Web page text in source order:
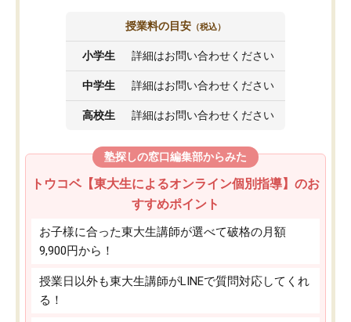
授業料の目安 （税込）
小学生 詳細はお問い合わせください
中学生 詳細はお問い合わせください
高校生 詳細はお問い合わせください
塾探しの窓口編集部からみた
トウコベ【東大生によるオンライン個別指導】のお
すすめポイント
お子様に合った東大生講師が選べて破格の月額
9,900円から！
授業日以外も東大生講師がLINEで質問対応してくれ
る！